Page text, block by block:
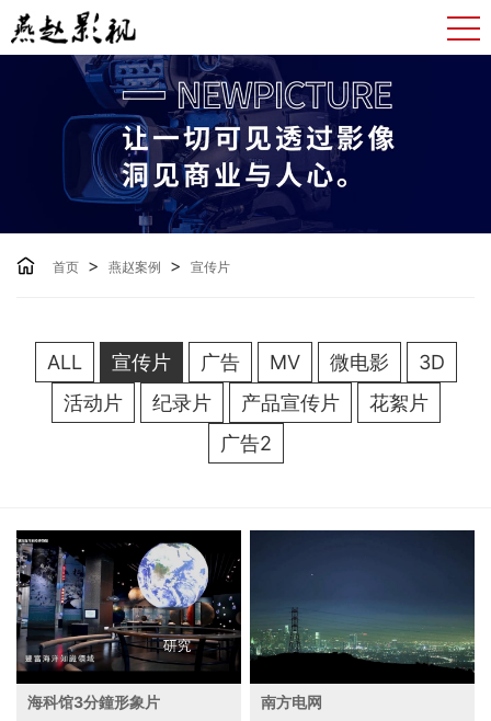
首页 > 燕赵案例 > 宣传片
ALL 宣传片 广告 MV 微电影
3D
活动片
纪录片 产品宣传片
花絮片
广告2
海科馆3分鐘形象片 南方电网